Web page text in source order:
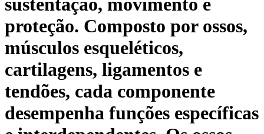
sustentação, movimento e
proteção. Composto por ossos,
músculos esqueléticos,
cartilagens, ligamentos e
tendões, cada componente
desempenha funções específicas